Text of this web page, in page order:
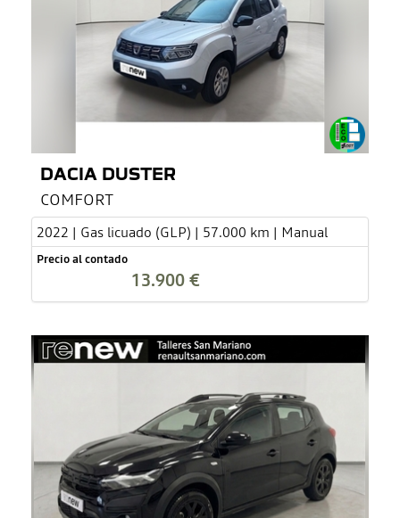
DACIA DUSTER
COMFORT
2022 | Gas licuado (GLP) | 57.000 km | Manual
Precio al contado
13.900 €